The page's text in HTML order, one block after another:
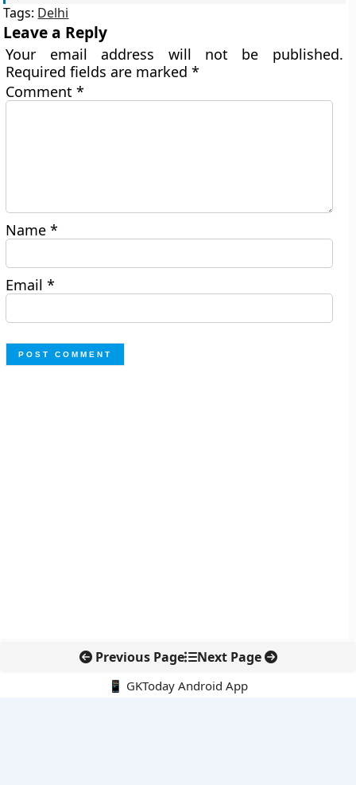
Tags: Delhi
Leave a Reply
Your email address will not be published.
Required fields are marked*
Comment*
Name*
Email*
Previous Page Next Page
📱 GKToday Android App